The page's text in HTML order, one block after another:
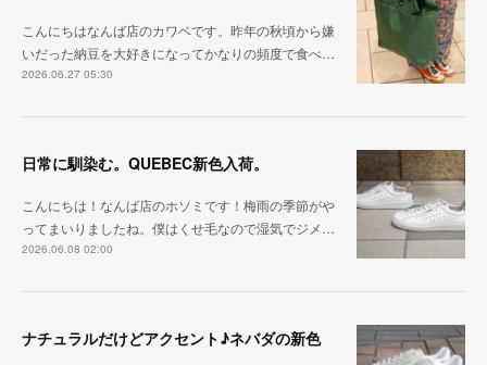
こんにちはなんば店のカワベです。昨年の秋頃から嫌
いだった納豆を大好きになってかなりの頻度で食べ…
2026.06.27 05:30
日常に馴染む。QUEBEC新色入荷。
こんにちは！なんば店のホソミです！梅雨の季節がや
ってまいりましたね。僕はくせ毛なので湿気でジメ…
2026.06.08 02:00
ナチュラルだけどアクセント♪ネバダの新色